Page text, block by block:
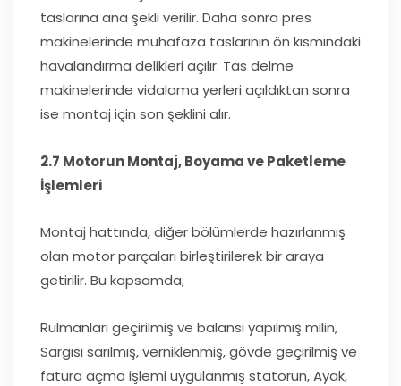
taslarına ana şekli verilir. Daha sonra pres
makinelerinde muhafaza taslarının ön kısmındaki
havalandırma delikleri açılır. Tas delme
makinelerinde vidalama yerleri açıldıktan sonra
ise montaj için son şeklini alır.
2.7 Motorun Montaj, Boyama ve Paketleme
İşlemleri
Montaj hattında, diğer bölümlerde hazırlanmış
olan motor parçaları birleştirilerek bir araya
getirilir. Bu kapsamda;
Rulmanları geçirilmiş ve balansı yapılmış milin,
Sargısı sarılmış, verniklenmiş, gövde geçirilmiş ve
fatura açma işlemi uygulanmış statorun, Ayak,